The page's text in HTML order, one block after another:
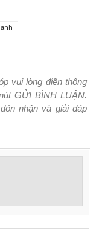
vui lòng điền thông
GỬI BÌNH LUẬN.
nhận và giải đáp